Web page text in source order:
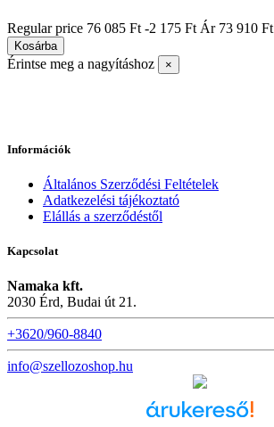
Regular price 76 085 Ft -2 175 Ft Ár 73 910 Ft
Kosárba
Érintse meg a nagyításhoz ×
Információk
Általános Szerződési Feltételek
Adatkezelési tájékoztató
Elállás a szerződéstől
Kapcsolat
Namaka kft.
2030 Érd, Budai út 21.
+3620/960-8840
info@szellozoshop.hu